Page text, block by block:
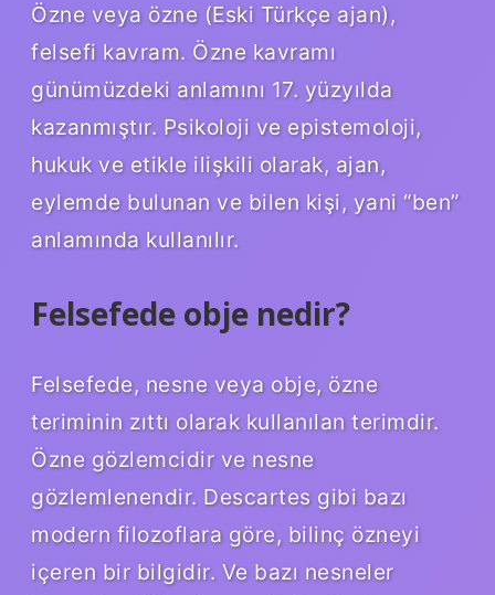
Özne veya özne (Eski Türkçe ajan),
felsefi kavram. Özne kavramı
günümüzdeki anlamını 17. yüzyılda
kazanmıştır. Psikoloji ve epistemoloji,
hukuk ve etikle ilişkili olarak, ajan,
eylemde bulunan ve bilen kişi, yani “ben”
anlamında kullanılır.
Felsefede obje nedir?
Felsefede, nesne veya obje, özne
teriminin zıttı olarak kullanılan terimdir.
Özne gözlemcidir ve nesne
gözlemlenendir. Descartes gibi bazı
modern filozoflara göre, bilinç özneyi
içeren bir bilgidir. Ve bazı nesneler